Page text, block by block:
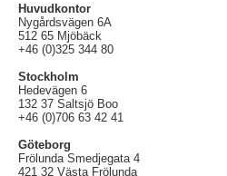
Huvudkontor
Nygårdsvägen 6A
512 65 Mjöbäck
+46 (0)325 344 80
Stockholm
Hedevägen 6
132 37 Saltsjö Boo
+46 (0)706 63 42 41
Göteborg
Frölunda Smedjegata 4
421 32 Västa Frölunda